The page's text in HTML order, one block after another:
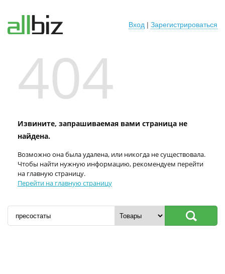
Вход | Зарегистрироваться
404
Извините, запрашиваемая вами страница не
найдена.
Возможно она была удалена, или никогда не существовала.
Чтобы найти нужную информацию, рекомендуем перейти
на главную страницу.
Перейти на главную страницу